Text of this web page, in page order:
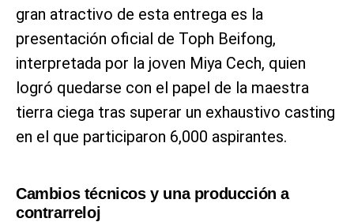
gran atractivo de esta entrega es la
presentación oficial de Toph Beifong,
interpretada por la joven Miya Cech, quien
logró quedarse con el papel de la maestra
tierra ciega tras superar un exhaustivo casting
en el que participaron 6,000 aspirantes.
Cambios técnicos y una producción a
contrarreloj